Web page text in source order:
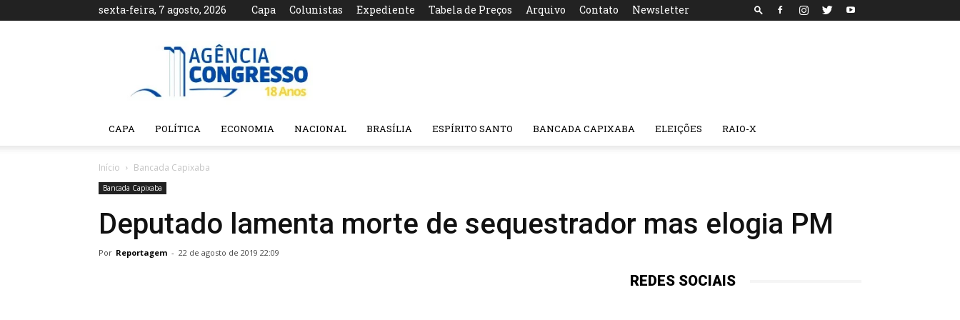
sexta-feira, 7 agosto, 2026 Capa Colunistas Expediente Tabela de Preços Arquivo Contato Newsletter
Agência
CAPA POLÍTICA ECONOMIA NACIONAL BRASÍLIA ESPÍRITO SANTO BANCADA CAPIXABA ELEIÇÕES RAIO-X
Início Bancada Capixaba
Bancada Capixaba
Deputado lamenta morte de sequestrador mas elogia PM
Por Reportagem - 22 de agosto de 2019 22:09
REDES SOCIAIS